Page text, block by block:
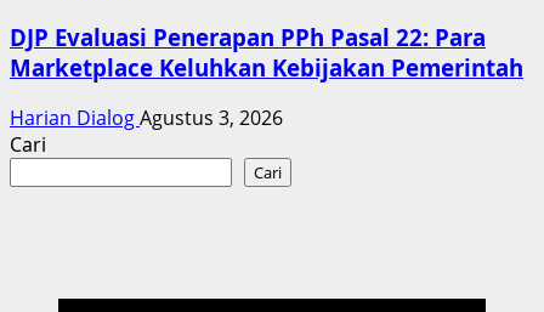
DJP Evaluasi Penerapan PPh Pasal 22: Para
Marketplace Keluhkan Kebijakan Pemerintah
Harian DialogAgustus 3, 2026
Cari
Cari